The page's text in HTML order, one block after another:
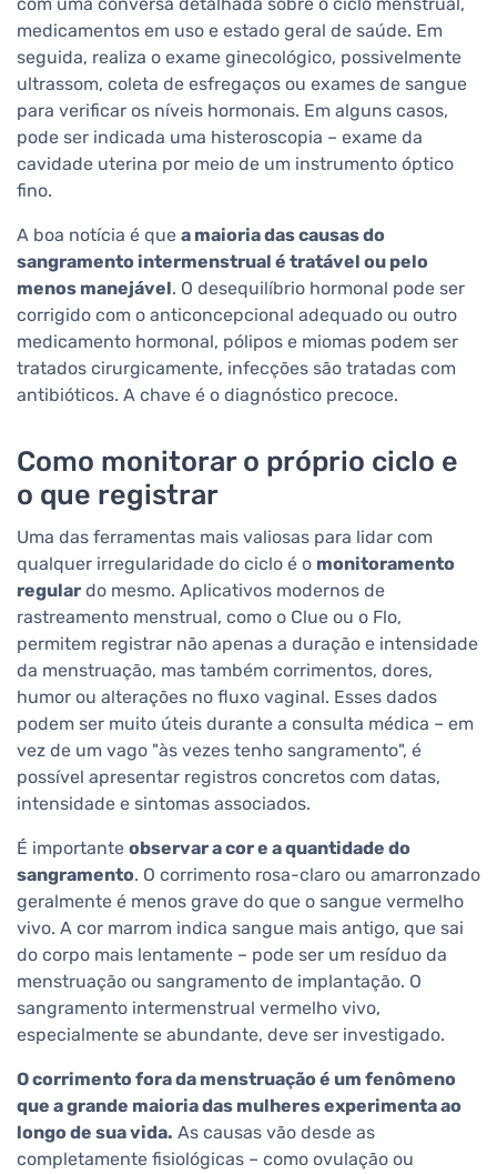
medicamentos em uso e estado geral de saúde. Em
seguida, realiza o exame ginecológico, possivelmente
ultrassom, coleta de esfregaços ou exames de sangue
para verificar os níveis hormonais. Em alguns casos,
pode ser indicada uma histeroscopia – exame da
cavidade uterina por meio de um instrumento óptico
fino.
A boa notícia é que a maioria das causas do
sangramento intermenstrual é tratável ou pelo
menos manejável. O desequilíbrio hormonal pode ser
corrigido com o anticoncepcional adequado ou outro
medicamento hormonal, pólipos e miomas podem ser
tratados cirurgicamente, infecções são tratadas com
antibióticos. A chave é o diagnóstico precoce.
Como monitorar o próprio ciclo e
o que registrar
Uma das ferramentas mais valiosas para lidar com
qualquer irregularidade do ciclo é o monitoramento
regular do mesmo. Aplicativos modernos de
rastreamento menstrual, como o Clue ou o Flo,
permitem registrar não apenas a duração e intensidade
da menstruação, mas também corrimentos, dores,
humor ou alterações no fluxo vaginal. Esses dados
podem ser muito úteis durante a consulta médica – em
vez de um vago "às vezes tenho sangramento", é
possível apresentar registros concretos com datas,
intensidade e sintomas associados.
É importante observar a cor e a quantidade do
sangramento. O corrimento rosa-claro ou amarronzado
geralmente é menos grave do que o sangue vermelho
vivo. A cor marrom indica sangue mais antigo, que sai
do corpo mais lentamente – pode ser um resíduo da
menstruação ou sangramento de implantação. O
sangramento intermenstrual vermelho vivo,
especialmente se abundante, deve ser investigado.
O corrimento fora da menstruação é um fenômeno
que a grande maioria das mulheres experimenta ao
longo de sua vida. As causas vão desde as
completamente fisiológicas – como ovulação ou